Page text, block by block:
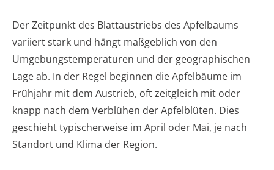
Der Zeitpunkt des Blattaustriebs des Apfelbaums
variiert stark und hängt maßgeblich von den
Umgebungstemperaturen und der geographischen
Lage ab. In der Regel beginnen die Apfelbäume im
Frühjahr mit dem Austrieb, oft zeitgleich mit oder
knapp nach dem Verblühen der Apfelblüten. Dies
geschieht typischerweise im April oder Mai, je nach
Standort und Klima der Region.